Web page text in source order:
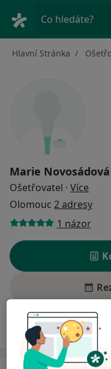
Co hledáte?
Hlavní Stránka
Marie Novosádová
Ošetřovatel · Více
Olomouc 2 adresy
1 názor
Ceník